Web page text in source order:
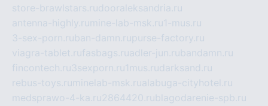
store-brawlstars.rudooraleksandria.ru
antenna-highly.ru mine-lab-msk.ru1-mus.ru
3-sex-porn.ruban-damn.rupurse-factory.ru
viagra-tablet.rufasbags.ruadler-jun.rubandamn.ru
fincontech.ru3sexporn.ru1mus.rudarksand.ru
rebus-toys.ru minelab-msk.rualabuga-cityhotel.ru
medsprawo-4-ka.ru2864420.rublagodarenie-spb.ru